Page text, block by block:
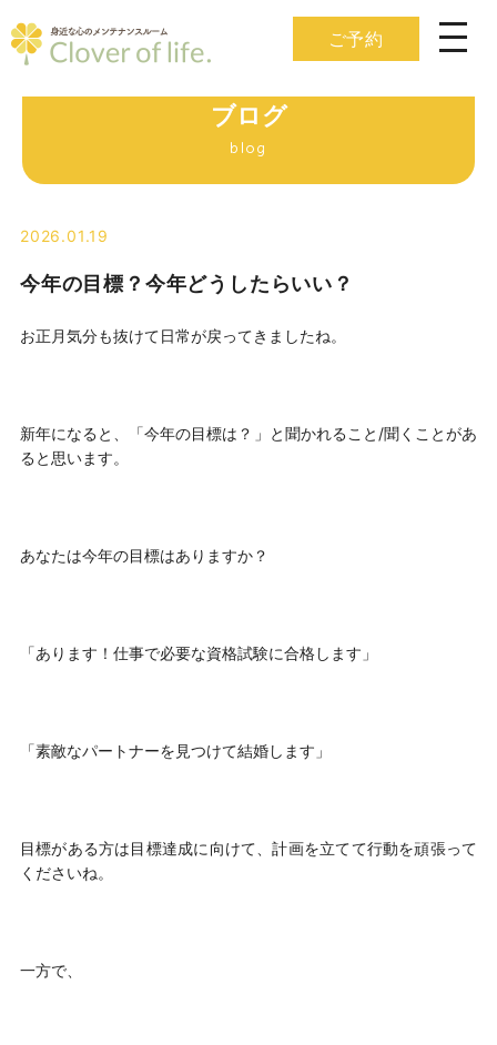
ご予約
ブログ
blog
2026.01.19
今年の目標？今年どうしたらいい？
お正月気分も抜けて日常が戻ってきましたね。
新年になると、「今年の目標は？」と聞かれること/聞くことがあ
ると思います。
あなたは今年の目標はありますか？
「あります！仕事で必要な資格試験に合格します」
「素敵なパートナーを見つけて結婚します」
目標がある方は目標達成に向けて、計画を立てて行動を頑張って
くださいね。
一方で、